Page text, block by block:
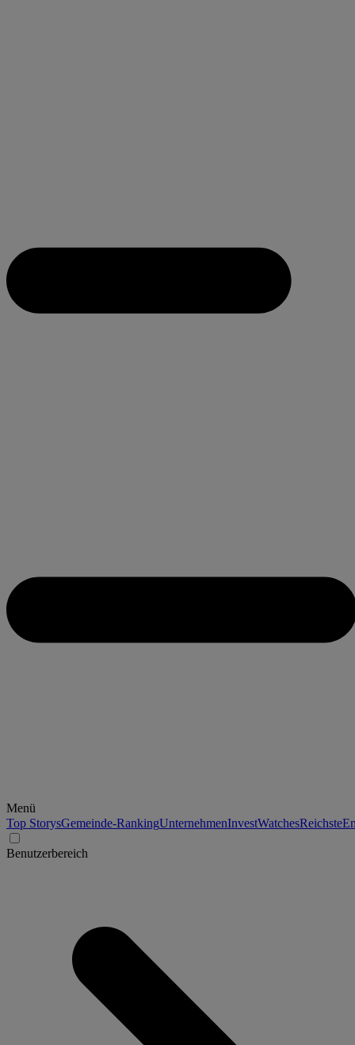
Menü
Top StorysGemeinde-RankingUnternehmenInvestWatchesReichste
Benutzerbereich